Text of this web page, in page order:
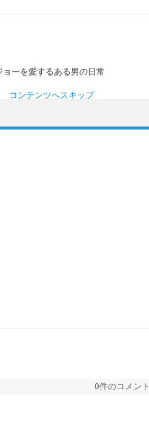
ーを愛するある男の日常
コンテンツへスキップ
0件のコメント